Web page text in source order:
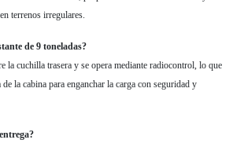
terrenos irregulares.
de 9 toneladas?
la cuchilla trasera y se opera mediante radiocontrol, lo que
la cabina para enganchar la carga con seguridad y